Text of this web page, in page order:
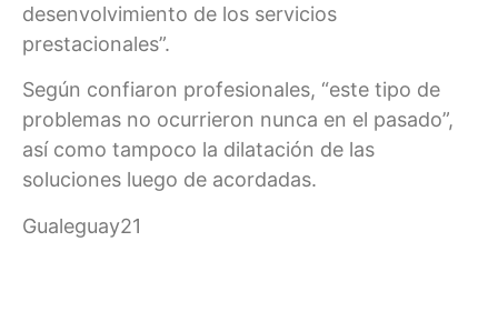
desenvolvimiento de los servicios
prestacionales”.
Según confiaron profesionales, “este tipo de
problemas no ocurrieron nunca en el pasado”,
así como tampoco la dilatación de las
soluciones luego de acordadas.
Gualeguay21